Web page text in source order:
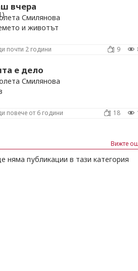
вчера
Смилянова
и животът
почти 2 години 9
е дело
Смилянова
повече от 6 години 18
Вижте
няма публикации в тази категория